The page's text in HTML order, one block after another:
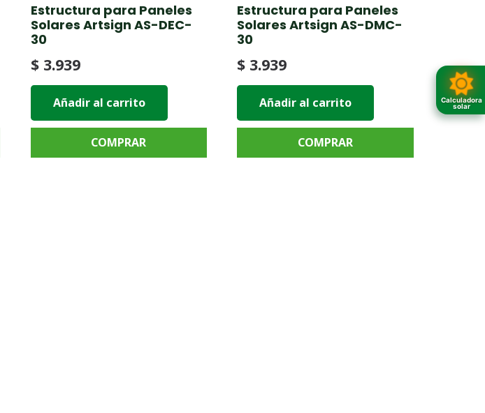
Calculadora
solar
Estructura para Paneles
Solares Artsign AS-DEC-
30
$3.939
Añadir al carrito
COMPRAR
Estructura para Paneles
Solares Artsign AS-DMC-
30
$ 3.939
Añadir al carrito
COMPRAR